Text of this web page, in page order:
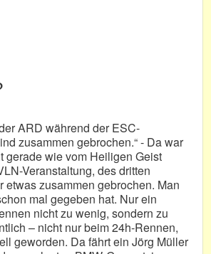
ARD während der ESC-
zusammen gebrochen.“ - Da war
gerade wie vom Heiligen Geist
Veranstaltung, des dritten
zusammen gebrochen. Man
mal gegeben hat. Nur ein
nicht zu wenig, sondern zu
– nicht nur beim 24h-Rennen,
geworden. Da fährt ein Jörg Müller